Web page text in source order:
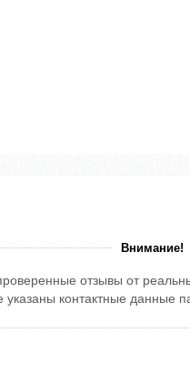
Внимание!
отзывы от
указаны контактные данные